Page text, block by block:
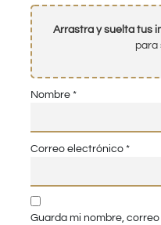
Arrastra y suelta tus
para
Nombre *
Correo electrónico *
Guarda mi nombre,